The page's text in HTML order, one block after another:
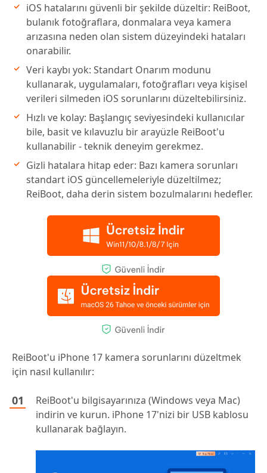
iOS hatalarını güvenli bir şekilde düzeltir: ReiBoot,
bulanık fotoğraflara, donmalara veya kamera
arızasına neden olan sistem düzeyindeki hataları
onarabilir.
Veri kaybı yok: Standart Onarım modunu
kullanarak, uygulamaları, fotoğrafları veya kişisel
verileri silmeden iOS sorunlarını düzeltebilirsiniz.
Hızlı ve kolay: Başlangıç seviyesindeki kullanıcılar
bile, basit ve kılavuzlu bir arayüzle ReiBoot'u
kullanabilir - teknik deneyim gerekmez.
Gizli hatalara hitap eder: Bazı kamera sorunları
standart iOS güncellemeleriyle düzeltilmez;
ReiBoot, daha derin sistem bozulmalarını hedefler.
ReiBoot'u iPhone 17 kamera sorunlarını düzeltmek
için nasıl kullanılır:
ReiBoot'u bilgisayarınıza (Windows veya Mac)
indirin ve kurun. iPhone 17'nizi bir USB kablosu
kullanarak bağlayın.